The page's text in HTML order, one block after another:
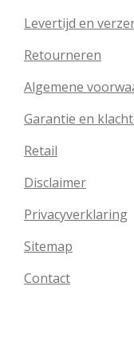
Levertijd en
Retourneren
Algemene
Garantie en
Retail
Disclaimer
Privacyverklaring
Sitemap
Contact